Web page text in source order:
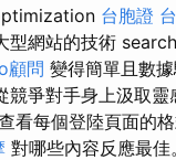
台胞證
型網站的技術
顧問 變得簡單且數據
競爭對手身上汲取靈
看每個登陸頁面的
對哪些內容反應最